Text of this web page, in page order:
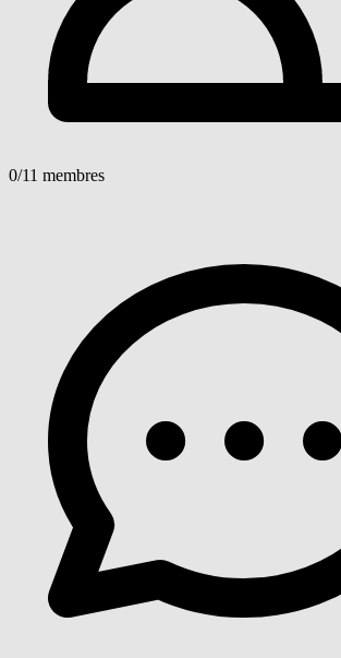
0/11 membres